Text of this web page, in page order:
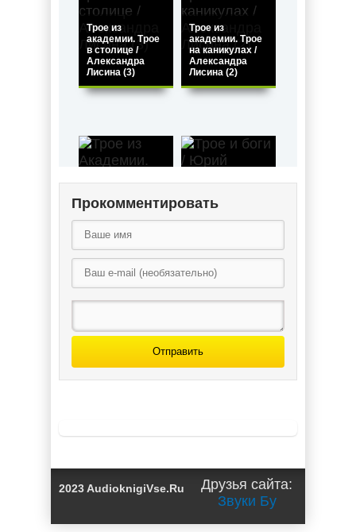
Трое из
академии. Трое
в столице /
Александра
Лисина (3)
Трое из
академии. Трое
на каникулах /
Александра
Лисина (2)
Трое из
Академии. Трое
в долине /
Гордова (1)
Прокомментировать
Отправить
2023 AudioknigiVse.Ru
Друзья сайта:
Звуки Бу